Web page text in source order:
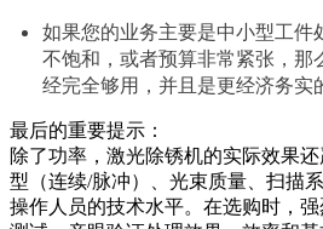
如果您的业务主要是中小型工件
不饱和，或者预算非常紧张，
经完全够用，并且是更经济务实
最后的重要提示：
除了功率，激光除锈机的实际效果
型（连续/脉冲）、光束质量、扫描
操作人员的技术水平。在选购时，